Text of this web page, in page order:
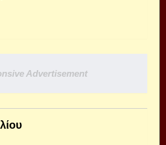
Advertisement